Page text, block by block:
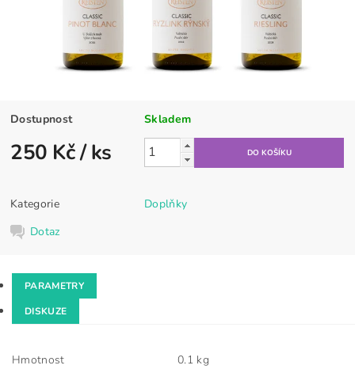
Dostupnost Skladem
250 Kč/ ks
Kategorie
Doplňky
Dotaz
PARAMETRY
DISKUZE
Hmotnost 0.1 kg